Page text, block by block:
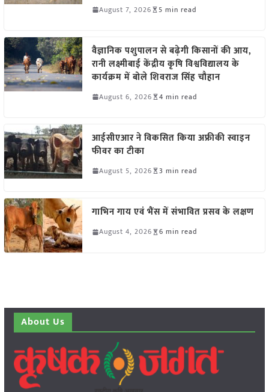
August 7, 2026 5 min read
वैज्ञानिक पशुपालन से बढ़ेगी किसानों की आय,
रानी लक्ष्मीबाई केंद्रीय कृषि विश्वविद्यालय के
कार्यक्रम में बोले शिवराज सिंह चौहान
August 6, 2026 4 min read
आईसीएआर ने विकसित किया अफ्रीकी स्वाइन
फीवर का टीका
August 5, 2026 3 min read
गाभिन गाय एवं भैंस में संभावित प्रसव के लक्षण
August 4, 2026 6 min read
About Us